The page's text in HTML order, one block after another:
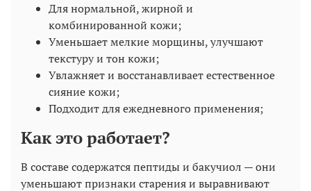
Для нормальной, жирной и
комбинированной кожи;
Уменьшает мелкие морщины, улучшают
текстуру и тон кожи;
Увлажняет и восстанавливает естественное
сияние кожи;
Подходит для ежедневного применения;
Как это работает?
В составе содержатся пептиды и бакучиол — они
уменьшают признаки старения и выравнивают